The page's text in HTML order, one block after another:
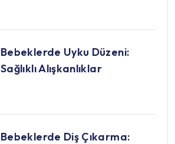
Bebeklerde Uyku Düzeni:
Sağlıklı Alışkanlıklar
Bebeklerde Diş Çıkarma: